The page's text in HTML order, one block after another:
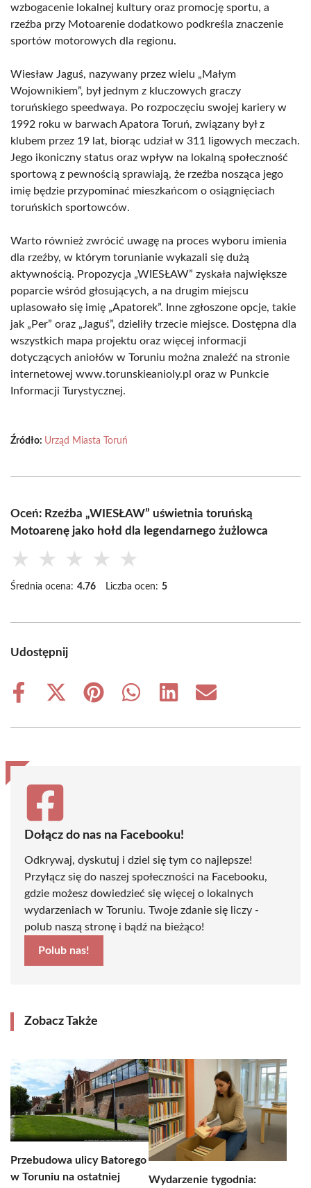
wzbogacenie lokalnej kultury oraz promocję sportu, a
rzeźba przy Motoarenie dodatkowo podkreśla znaczenie
sportów motorowych dla regionu.
Wiesław Jaguś, nazywany przez wielu „Małym
Wojownikiem”, był jednym z kluczowych graczy
toruńskiego speedwaya. Po rozpoczęciu swojej kariery w
1992 roku w barwach Apatora Toruń, związany był z
klubem przez 19 lat, biorąc udział w 311 ligowych meczach.
Jego ikoniczny status oraz wpływ na lokalną społeczność
sportową z pewnością sprawiają, że rzeźba nosząca jego
imię będzie przypominać mieszkańcom o osiągnięciach
toruńskich sportowców.
Warto również zwrócić uwagę na proces wyboru imienia
dla rzeźby, w którym torunianie wykazali się dużą
aktywnością. Propozycja „WIESŁAW” zyskała największe
poparcie wśród głosujących, a na drugim miejscu
uplasowało się imię „Apatorek”. Inne zgłoszone opcje, takie
jak „Per” oraz „Jaguś”, dzieliły trzecie miejsce. Dostępna dla
wszystkich mapa projektu oraz więcej informacji
dotyczących aniołów w Toruniu można znaleźć na stronie
internetowej www.torunskieanioly.pl oraz w Punkcie
Informacji Turystycznej.
Źródło: Urząd Miasta Toruń
Oceń: Rzeźba „WIESŁAW” uświetnia toruńską
Motoarenę jako hołd dla legendarnego żużlowca
★ ★ ★ ★ ★
Średnia ocena: 4.76 Liczba ocen: 5
Udostępnij
Share
Share
(Twitter)
Share
Share
Share
Share
Dołącz do nas na Facebooku!
Odkrywaj, dyskutuj i dziel się tym co najlepsze!
Przyłącz się do naszej społeczności na Facebooku,
gdzie możesz dowiedzieć się więcej o lokalnych
wydarzeniach w Toruniu. Twoje zdanie się liczy -
polub naszą stronę i bądź na bieżąco!
Polub nas!
Zobacz Także
Przebudowa ulicy Batorego
w Toruniu na ostatniej
Wydarzenie tygodnia: